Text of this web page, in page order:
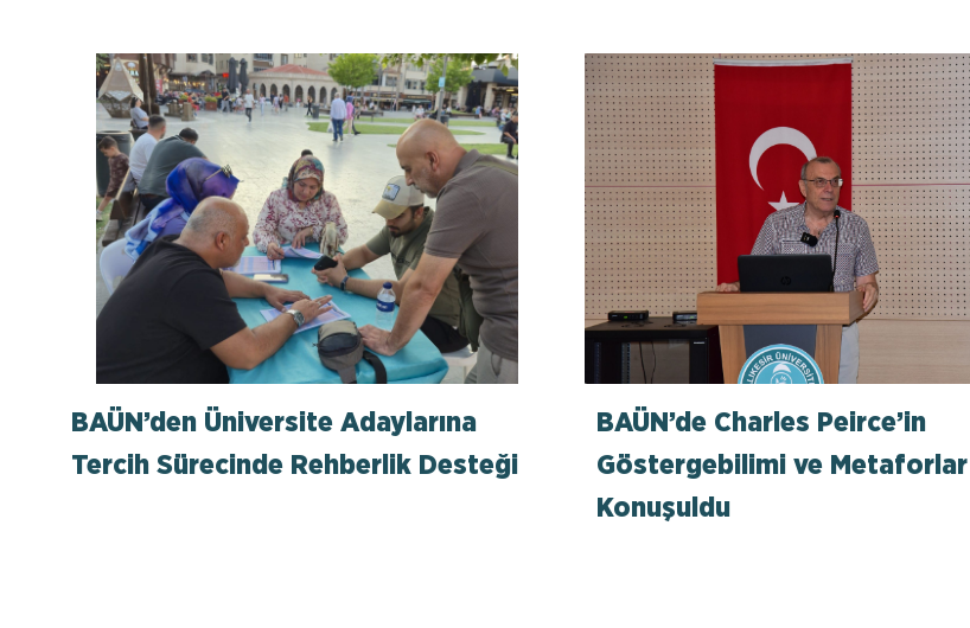
BAÜN’den Üniversite Adaylarına
Tercih Sürecinde Rehberlik Desteği
BAÜN’de Charles Peirce’in
Göstergebilimi ve Metaforlar
Konuşuldu